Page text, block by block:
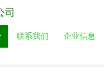
司
联系我们 企业信息